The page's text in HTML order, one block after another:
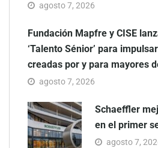
agosto 7, 2026
Fundación Mapfre y CISE
‘Talento Sénior’ para
creadas por y para mayores
agosto 7, 2026
Schaeffler
en el primer
agosto 7,